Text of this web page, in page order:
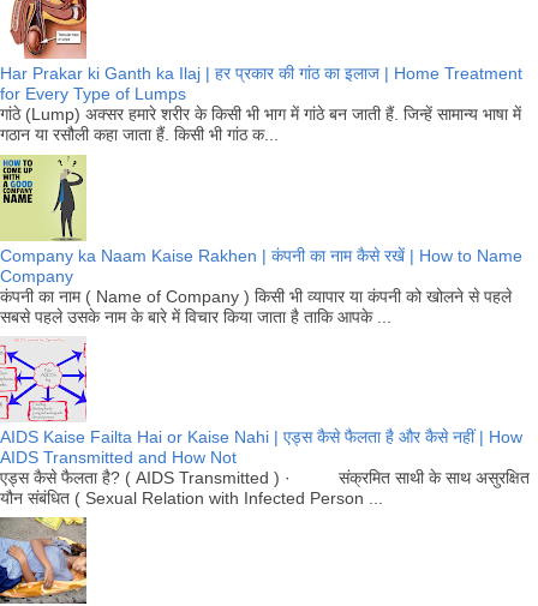
Har Prakar ki Ganth ka Ilaj | हर प्रकार की गांठ का इलाज | Home Treatment
for Every Type of Lumps
गांठे (Lump) अक्सर हमारे शरीर के किसी भी भाग में गांठे बन जाती हैं. जिन्हें सामान्य भाषा में
गठान या रसौली कहा जाता हैं. किसी भी गांठ क...
Company ka Naam Kaise Rakhen | कंपनी का नाम कैसे रखें | How to Name
Company
कंपनी का नाम ( Name of Company ) किसी भी व्यापार या कंपनी को खोलने से पहले
सबसे पहले उसके नाम के बारे में विचार किया जाता है ताकि आपके ...
AIDS Kaise Failta Hai or Kaise Nahi | एड्स कैसे फैलता है और कैसे नहीं | How
AIDS Transmitted and How Not
एड्स कैसे फैलता है? ( AIDS Transmitted ) · संक्रमित साथी के साथ असुरक्षित
यौन संबंधित ( Sexual Relation with Infected Person ...